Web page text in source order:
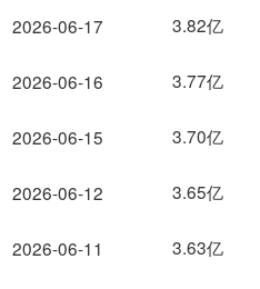
2026-06-17
2026-06-16
2026-06-15
2026-06-12
2026-06-11
3.82亿
3.77亿
3.70亿
3.65亿
3.63亿